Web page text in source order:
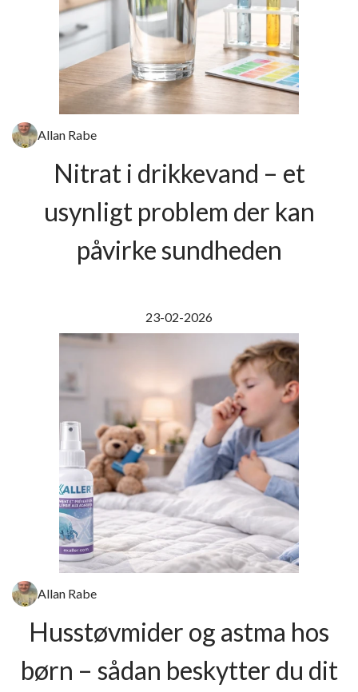
Allan Rabe
Nitrat i drikkevand – et
usynligt problem der kan
påvirke sundheden
23-02-2026
Allan Rabe
Husstøvmider og astma hos
børn – sådan beskytter du dit